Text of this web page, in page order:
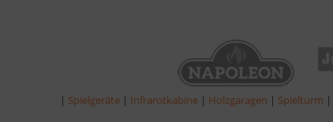
| Spielgeräte | Infrarotkabine | Holzgaragen | Spielturm |